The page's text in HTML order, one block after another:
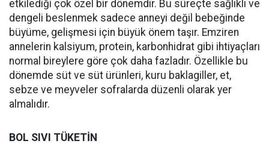
etkilediği çok özel bir dönemdir. Bu süreçte sağlıklı ve
dengeli beslenmek sadece anneyi değil bebeğinde
büyüme, gelişmesi için büyük önem taşır. Emziren
annelerin kalsiyum, protein, karbonhidrat gibi ihtiyaçları
normal bireylere göre çok daha fazladır. Özellikle bu
dönemde süt ve süt ürünleri, kuru baklagiller, et,
sebze ve meyveler sofralarda düzenli olarak yer
almalıdır.
BOL SIVI TÜKETİN